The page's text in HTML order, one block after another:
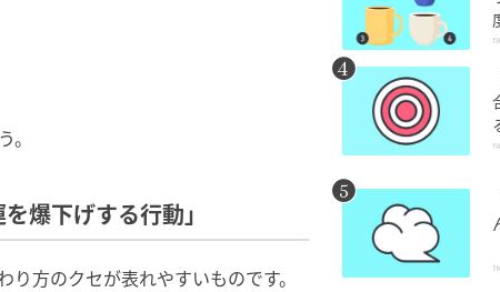
爆下げする行動」
方のクセが表れやすいものです。